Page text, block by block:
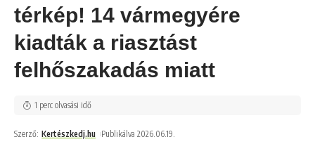
térkép! 14 vármegyére
kiadták a riasztást
felhőszakadás miatt
Szerző: Kertészkedj.hu Publikálva 2026.06.19.
1 perc olvasási idő